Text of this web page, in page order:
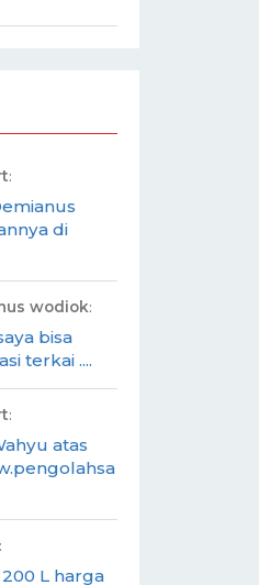
:
di
wodiok:
bisa
terkai ....
:
atas
:
L harga